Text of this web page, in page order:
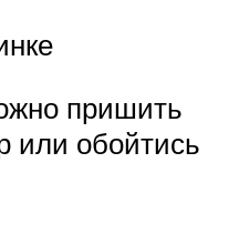
пришить
или обойтись